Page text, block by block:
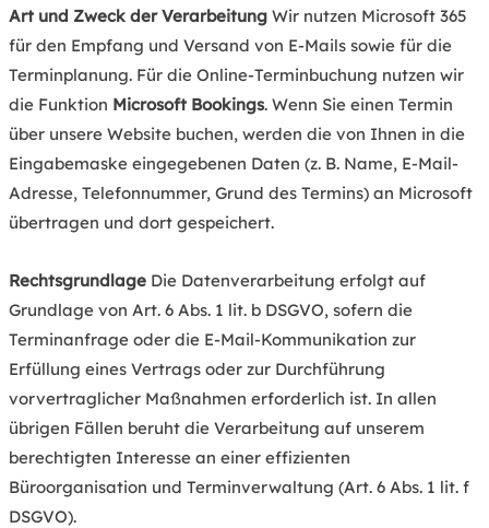
Art und Zweck der VerarbeitungWir nutzen Microsoft 365
für den Empfang und Versand von E-Mails sowie für die
Terminplanung. Für die Online-Terminbuchung nutzen wir
die Funktion Microsoft Bookings. Wenn Sie einen Termin
über unsere Website buchen, werden die von Ihnen in die
Eingabemaske eingegebenen Daten (z. B. Name, E-Mail-
Adresse, Telefonnummer, Grund des Termins) an Microsoft
übertragen und dort gespeichert.
RechtsgrundlageDie Datenverarbeitung erfolgt auf
Grundlage von Art. 6 Abs. 1 lit. b DSGVO, sofern die
Terminanfrage oder die E-Mail-Kommunikation zur
Erfüllung eines Vertrags oder zur Durchführung
vorvertraglicher Maßnahmen erforderlich ist. In allen
übrigen Fällen beruht die Verarbeitung auf unserem
berechtigten Interesse an einer effizienten
Büroorganisation und Terminverwaltung (Art. 6 Abs. 1 lit. f
DSGVO).